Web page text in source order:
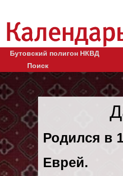
Бутовский полигон НКВД
Поиск
Родился в
Еврей.